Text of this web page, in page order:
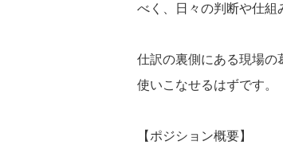
べく、日々の判断や仕組
仕訳の裏側にある現場の
使いこなせるはずです。
【ポジション概要】